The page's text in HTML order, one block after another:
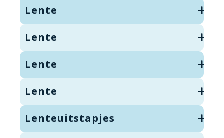
Lente
Lente
Lente
Lente
Lenteuitstapjes